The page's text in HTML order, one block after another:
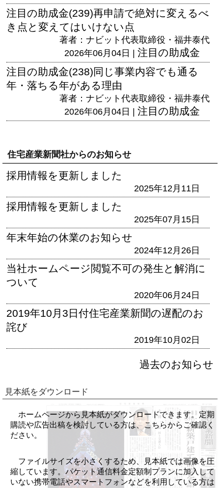
注目の助成金(239)再申請で絶対に変えるべ
き点と変えてはいけない点
著者：ナビット代表取締役・福井泰代
2026年06月04日 | 注目の助成金
注目の助成金(238)同じ事業内容でも通る
年・落ちる年がある理由
著者：ナビット代表取締役・福井泰代
2026年06月04日 | 注目の助成金
住宅産業新聞社からのお知らせ
採用情報を更新しました
2025年12月11日
採用情報を更新しました
2025年07月15日
年末年始の休業のお知らせ
2024年12月26日
当社ホームページ閲覧不可の発生と解消に
ついて
2020年06月24日
2019年10月3日付住宅産業新聞の遅配のお
詫び
2019年10月02日
過去のお知らせ
見本紙をダウンロード
ホームページから見本紙がダウンロードできます。定期
購読や広告出稿を検討している方は、こちらからご確認く
ださい。
ファイルサイズを小さくするため、見本紙では画像を圧
縮しています。パケット通信料金定額制プランに加入して
いない携帯電話やスマートフォンなどを利用している方は